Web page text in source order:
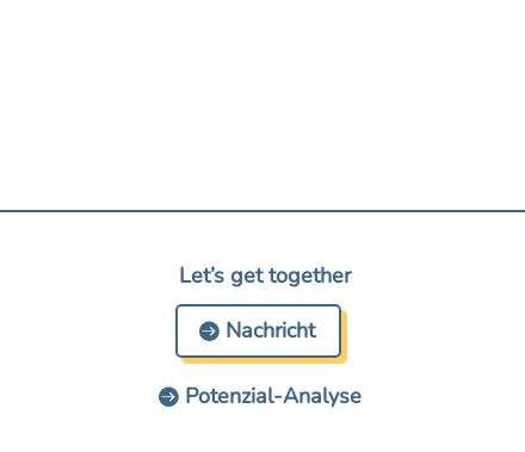
Let’s get together
Nachricht
Potenzial-Analyse